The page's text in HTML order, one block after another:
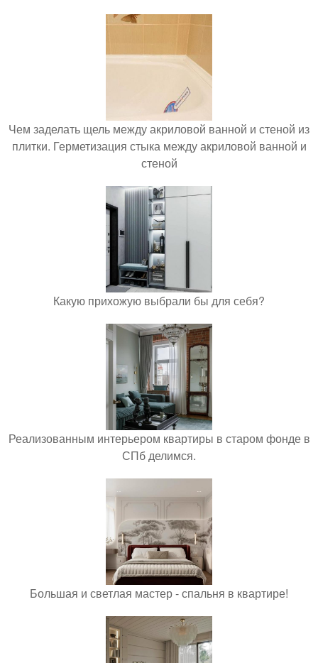
Чем заделать щель между акриловой ванной и стеной из
плитки. Герметизация стыка между акриловой ванной и
стеной
Какую прихожую выбрали бы для себя?
Реализованным интерьером квартиры в старом фонде в
СПб делимся.
Большая и светлая мастер - спальня в квартире!